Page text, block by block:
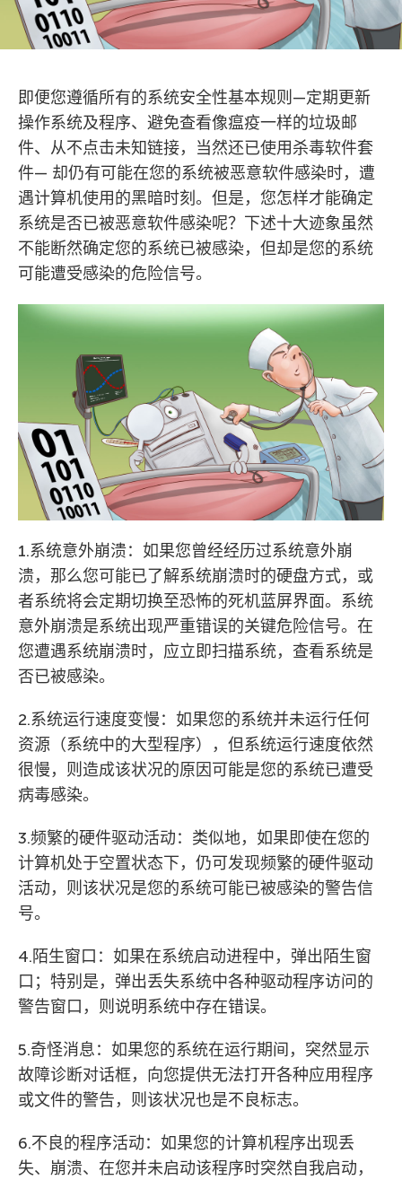
即便您遵循所有的系统安全性基本规则—定期更新
操作系统及程序、避免查看像瘟疫一样的垃圾邮
件、从不点击未知链接，当然还已使用杀毒软件套
件— 却仍有可能在您的系统被恶意软件感染时，遭
遇计算机使用的黑暗时刻。但是，您怎样才能确定
系统是否已被恶意软件感染呢？下述十大迹象虽然
不能断然确定您的系统已被感染，但却是您的系统
可能遭受感染的危险信号。
1.系统意外崩溃：如果您曾经经历过系统意外崩
溃，那么您可能已了解系统崩溃时的硬盘方式，或
者系统将会定期切换至恐怖的死机蓝屏界面。系统
意外崩溃是系统出现严重错误的关键危险信号。在
您遭遇系统崩溃时，应立即扫描系统，查看系统是
否已被感染。
2.系统运行速度变慢：如果您的系统并未运行任何
资源（系统中的大型程序），但系统运行速度依然
很慢，则造成该状况的原因可能是您的系统已遭受
病毒感染。
3.频繁的硬件驱动活动：类似地，如果即使在您的
计算机处于空置状态下，仍可发现频繁的硬件驱动
活动，则该状况是您的系统可能已被感染的警告信
号。
4.陌生窗口：如果在系统启动进程中，弹出陌生窗
口；特别是，弹出丢失系统中各种驱动程序访问的
警告窗口，则说明系统中存在错误。
5.奇怪消息：如果您的系统在运行期间，突然显示
故障诊断对话框，向您提供无法打开各种应用程序
或文件的警告，则该状况也是不良标志。
6.不良的程序活动：如果您的计算机程序出现丢
失、崩溃、在您并未启动该程序时突然自我启动，